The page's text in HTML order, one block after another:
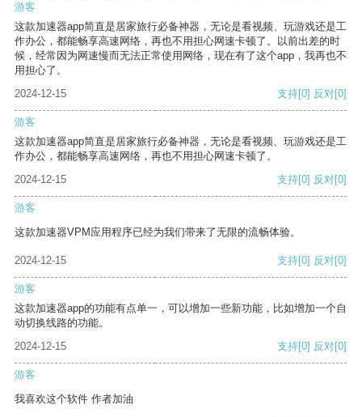
游客
这款加速器app简直是居家旅行必备神器，无论是看视频、玩游戏还是工
作办公，都能畅享高速网络，再也不用担心网速卡顿了。以前出差的时
候，经常因为网速慢而无法正常使用网络，现在有了这个app，我再也不
用担心了。
2024-12-15
支持[0] 反对[0]
游客
这款加速器app简直是居家旅行必备神器，无论是看视频、玩游戏还是工
作办公，都能畅享高速网络，再也不用担心网速卡顿了。
2024-12-15
支持[0] 反对[0]
游客
这款加速器VPM应用程序已经为我们带来了无限的流畅体验。
2024-12-15 支持[0] 反对[0]
游客
这款加速器app的功能有点单一，可以增加一些新功能，比如增加一个自
动切换线路的功能。
2024-12-15
支持[0] 反对[0]
游客
我喜欢这个软件 作者加油